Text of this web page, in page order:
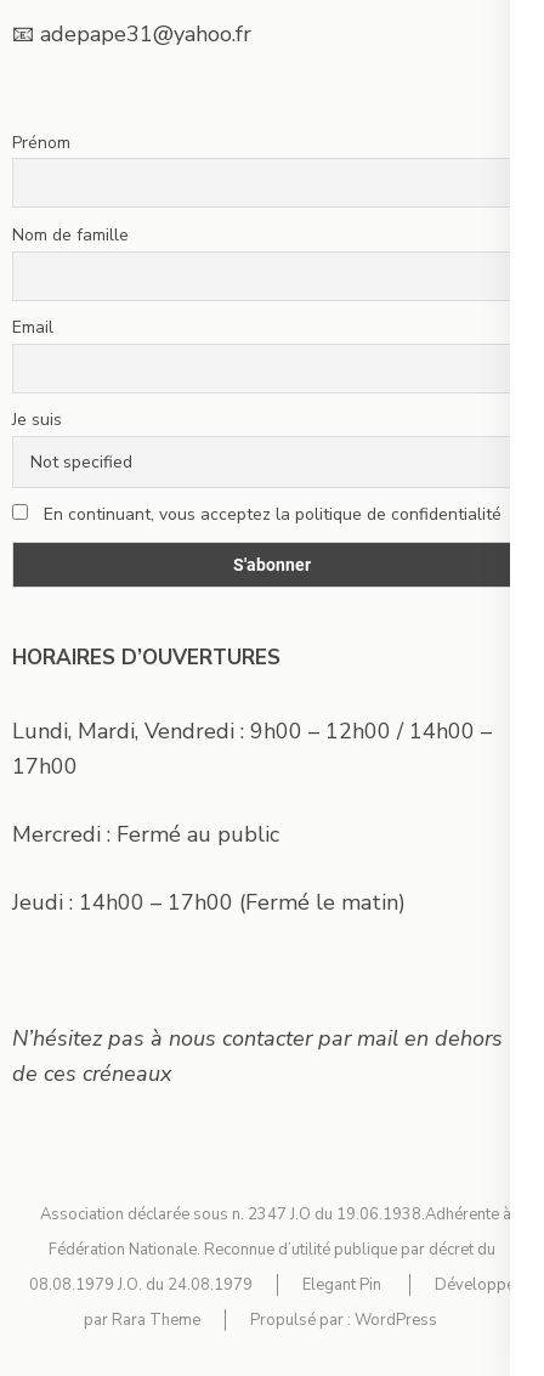
📧 adepape31@yahoo.fr
Prénom
Nom de famille
Email
Je suis
En continuant, vous acceptez la politique de confidentialité
HORAIRES D’OUVERTURES
Lundi, Mardi, Vendredi : 9h00 – 12h00 / 14h00 –
17h00
Mercredi : Fermé au public
Jeudi : 14h00 – 17h00 (Fermé le matin)
N’hésitez pas à nous contacter par mail en dehors
de ces créneaux
Association déclarée sous n. 2347 J.O du 19.06.1938.Adhérente à la
Fédération Nationale. Reconnue d’utilité publique par décret du
08.08.1979 J.O. du 24.08.1979
Elegant Pin
Développé
par Rara Theme Propulsé par : WordPress